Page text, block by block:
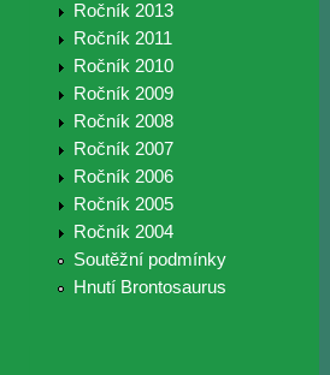
Ročník 2013
Ročník 2011
Ročník 2010
Ročník 2009
Ročník 2008
Ročník 2007
Ročník 2006
Ročník 2005
Ročník 2004
Soutěžní podmínky
Hnutí Brontosaurus